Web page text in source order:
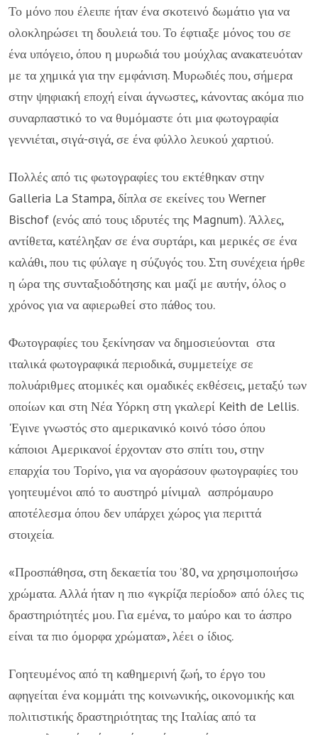
Το μόνο που έλειπε ήταν ένα σκοτεινό δωμάτιο για να
ολοκληρώσει τη δουλειά του. Το έφτιαξε μόνος του σε
ένα υπόγειο, όπου η μυρωδιά του μούχλας ανακατευόταν
με τα χημικά για την εμφάνιση. Μυρωδιές που, σήμερα
στην ψηφιακή εποχή είναι άγνωστες, κάνοντας ακόμα πιο
συναρπαστικό το να θυμόμαστε ότι μια φωτογραφία
γεννιέται, σιγά-σιγά, σε ένα φύλλο λευκού χαρτιού.
Πολλές από τις φωτογραφίες του εκτέθηκαν στην
Galleria La Stampa, δίπλα σε εκείνες του Werner
Bischof (ενός από τους ιδρυτές της Magnum). Άλλες,
αντίθετα, κατέληξαν σε ένα συρτάρι, και μερικές σε ένα
καλάθι, που τις φύλαγε η σύζυγός του. Στη συνέχεια ήρθε
η ώρα της συνταξιοδότησης και μαζί με αυτήν, όλος ο
χρόνος για να αφιερωθεί στο πάθος του.
Φωτογραφίες του ξεκίνησαν να δημοσιεύονται στα
ιταλικά φωτογραφικά περιοδικά, συμμετείχε σε
πολυάριθμες ατομικές και ομαδικές εκθέσεις, μεταξύ των
οποίων και στη Νέα Υόρκη στη γκαλερί Keith de Lellis.
'Εγινε γνωστός στο αμερικανικό κοινό τόσο όπου
κάποιοι Αμερικανοί έρχονταν στο σπίτι του, στην
επαρχία του Τορίνο, για να αγοράσουν φωτογραφίες του
γοητευμένοι από το αυστηρό μίνιμαλ ασπρόμαυρο
αποτέλεσμα όπου δεν υπάρχει χώρος για περιττά
στοιχεία.
«Προσπάθησα, στη δεκαετία του ’80, να χρησιμοποιήσω
χρώματα. Αλλά ήταν η πιο «γκρίζα περίοδο» από όλες τις
δραστηριότητές μου. Για εμένα, το μαύρο και το άσπρο
είναι τα πιο όμορφα χρώματα», λέει ο ίδιος.
Γοητευμένος από τη καθημερινή ζωή, το έργο του
αφηγείται ένα κομμάτι της κοινωνικής, οικονομικής και
πολιτιστικής δραστηριότητας της Ιταλίας από τα